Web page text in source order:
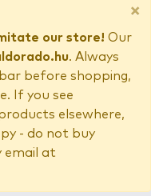
×
our store! Our
. Always
before shopping,
If you see
elsewhere,
- do not buy
email at